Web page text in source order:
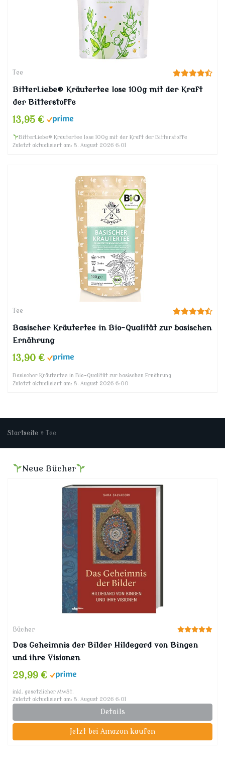
Tee
BitterLiebe® Kräutertee lose 100g mit der Kraft
der Bitterstoffe
13,95 €
BitterLiebe® Kräutertee lose 100g mit der Kraft der Bitterstoffe
Zuletzt aktualisiert am: 8. August 2026 6:01
Tee
Basischer Kräutertee in Bio-Qualität zur basischen
Ernährung
13,90 €
Basischer Kräutertee in Bio-Qualität zur basischen Ernährung
Zuletzt aktualisiert am: 8. August 2026 6:00
Startseite » Tee
Neue Bücher
Bücher
Das Geheimnis der Bilder Hildegard von Bingen
und ihre Visionen
29,99 €
inkl. gesetzlicher MwSt.
Zuletzt aktualisiert am: 8. August 2026 6:01
Details
Jetzt bei Amazon kaufen